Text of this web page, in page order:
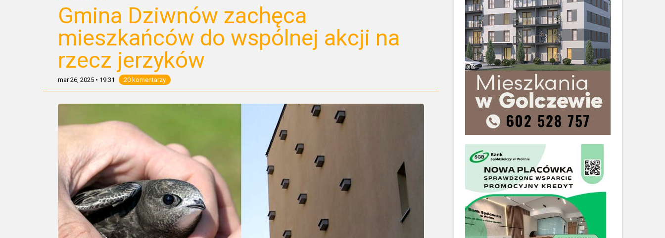
Gmina Dziwnów zachęca
mieszkańców do wspólnej akcji na
rzecz jerzyków
mar 26, 2025 • 19:31 20 komentarzy